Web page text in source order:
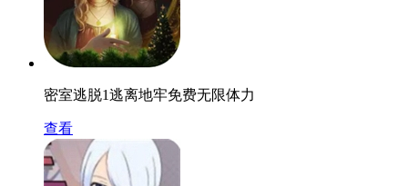
密室逃脱1逃离地牢免费无限体力
查看